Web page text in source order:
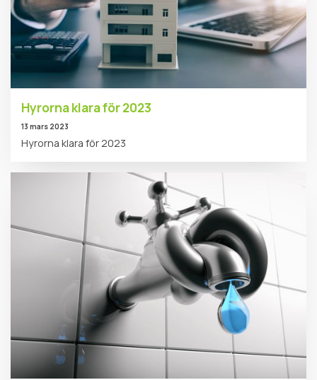
Hyrorna klara för 2023
13 mars 2023
Hyrorna klara för 2023